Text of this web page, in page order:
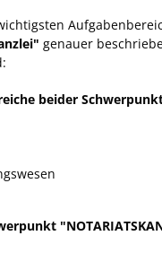
genauer
beider